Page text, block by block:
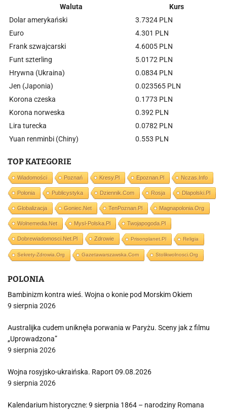
Waluta
Kurs
Dolar amerykański
3.7324 PLN
Euro
4.301 PLN
Frank szwajcarski
4.6005 PLN
Funt szterling
5.0172 PLN
Hrywna (Ukraina)
0.0834 PLN
Jen (Japonia)
0.023565 PLN
Korona czeska
0.1773 PLN
Korona norweska
0.392 PLN
Lira turecka
0.0782 PLN
Yuan renminbi (Chiny)
0.553 PLN
TOP KATEGORIE
Wiadomości Poznań Kresy.pl Epoznan.pl Nczas.info
Polonia Publicystyka Dziennik.com Rosja Dlapolski.pl
Globalizacja Goniec.net TenPoznan.pl Magnapolonia.org
Wolnemedia.net Mysl-Polska.pl Twojapogoda.pl
Dobrewiadomosci.net.pl Zdrowie Prisonplanet.pl Religia
Sekrety-Zdrowia.org Gazetawarszawska.com Stolikwolnosci.org
POLONIA
Bambinizm kontra wieś. Wojna o konie pod Morskim Okiem
9 sierpnia 2026
Australijka cudem uniknęła porwania w Paryżu. Sceny jak z filmu
„Uprowadzona”
9 sierpnia 2026
Wojna rosyjsko-ukraińska. Raport 09.08.2026
9 sierpnia 2026
Kalendarium historyczne: 9 sierpnia 1864 – narodziny Romana